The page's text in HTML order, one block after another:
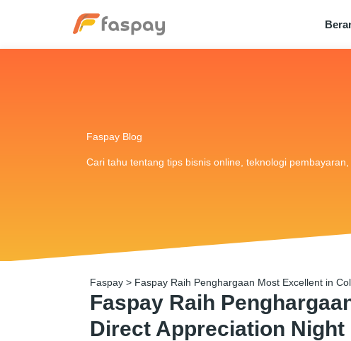
Faspay Blog
Cari tahu tentang tips bisnis online, teknologi
Faspay > Faspay Raih Penghargaan Most Excellent in
Faspay Raih
Direct Appreciation Night